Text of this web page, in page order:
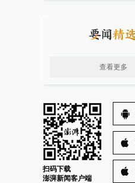
查看更多
扫码下载
澎湃新闻客户端